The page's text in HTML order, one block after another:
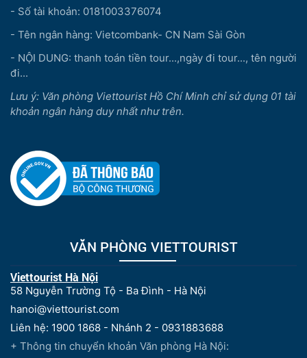
- Số tài khoản: 0181003376074
- Tên ngân hàng: Vietcombank- CN Nam Sài Gòn
- NỘI DUNG: thanh toán tiền tour...,ngày đi tour..., tên người
đi...
Lưu ý: Văn phòng Viettourist Hồ Chí Minh chỉ sử dụng 01 tài
khoản ngân hàng duy nhất như trên.
VĂN PHÒNG VIETTOURIST
Viettourist Hà Nội
58 Nguyễn Trường Tộ - Ba Đình - Hà Nội
hanoi@viettourist.com
Liên hệ: 1900 1868 - Nhánh 2 - 0931883688
+ Thông tin chuyển khoản Văn phòng Hà Nội: